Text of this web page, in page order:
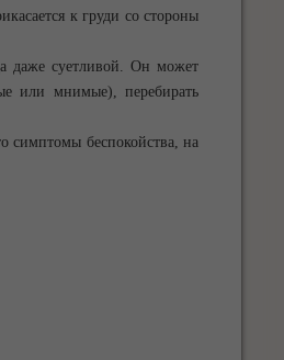
к груди со стороны
даже суетливой. Он может
или мнимые), перебирать
симптомы беспокойства, на